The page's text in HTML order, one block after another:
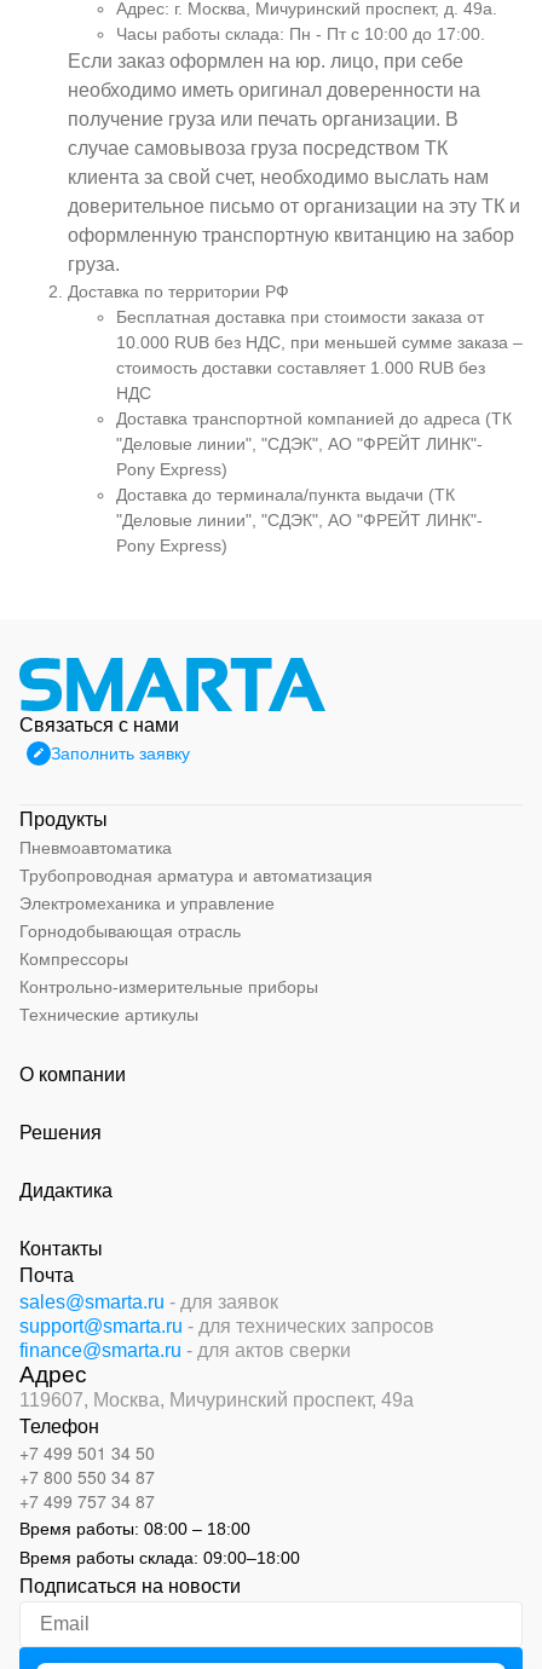
Адрес: г. Москва, Мичуринский проспект, д. 49а.
Часы работы склада: Пн - Пт с 10:00 до 17:00.
Если заказ оформлен на юр. лицо, при себе
необходимо иметь оригинал доверенности на
получение груза или печать организации. В
случае самовывоза груза посредством ТК
клиента за свой счет, необходимо выслать нам
доверительное письмо от организации на эту ТК и
оформленную транспортную квитанцию на забор
груза.
Доставка по территории РФ
Бесплатная доставка при стоимости заказа от
10.000 RUB без НДС, при меньшей сумме заказа –
стоимость доставки составляет 1.000 RUB без
НДС
Доставка транспортной компанией до адреса (ТК
"Деловые линии", "СДЭК", АО "ФРЕЙТ ЛИНК"-
Pony Express)
Доставка до терминала/пункта выдачи (ТК
"Деловые линии", "СДЭК", АО "ФРЕЙТ ЛИНК"-
Pony Express)
Связаться с нами
Заполнить заявку
Продукты
Пневмоавтоматика
Трубопроводная арматура и автоматизация
Электромеханика и управление
Горнодобывающая отрасль
Компрессоры
Контрольно-измерительные приборы
Технические артикулы
О компании
Решения
Дидактика
Контакты
Почта
sales@smarta.ru - для заявок
support@smarta.ru - для технических запросов
finance@smarta.ru - для актов сверки
Адрес
119607, Москва, Мичуринский проспект, 49а
Телефон
+7 499 501 34 50
+7 800 550 34 87
+7 499 757 34 87
Время работы: 08:00 – 18:00
Время работы склада: 09:00–18:00
Подписаться на новости